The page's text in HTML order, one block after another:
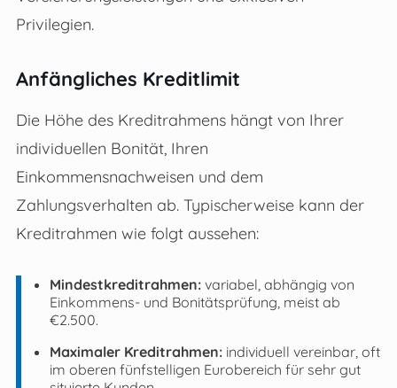
Privilegien.
Anfängliches Kreditlimit
Die Höhe des Kreditrahmens hängt von Ihrer
individuellen Bonität, Ihren
Einkommensnachweisen und dem
Zahlungsverhalten ab. Typischerweise kann der
Kreditrahmen wie folgt aussehen:
Mindestkreditrahmen:variabel, abhängig von
Einkommens- und Bonitätsprüfung, meist ab
€2.500.
Maximaler Kreditrahmen:individuell vereinbar, oft
im oberen fünfstelligen Eurobereich für sehr gut